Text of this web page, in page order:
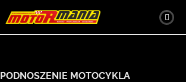
PODNOSZENIE MOTOCYKLA